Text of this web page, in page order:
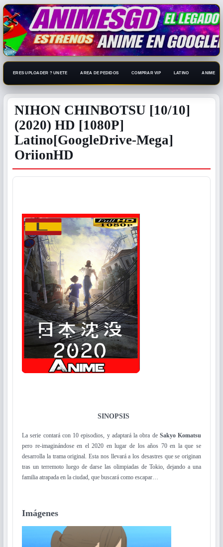
ERES UPLOADER ? UNETE AREA DE PEDIDOS COMPRAR VIP LATINO ANIME
NIHON CHINBOTSU [10/10]
(2020) HD [1080P]
Latino[GoogleDrive-Mega]
OriionHD
SINOPSIS
La serie contará con 10 episodios, y adaptará la obra de Sakyo Komatsu
pero re-imaginándose en el 2020 en lugar de los años 70 en la que se
desarrolla la trama original. Esta nos llevará a los desastres que se originan
tras un terremoto luego de darse las olimpiadas de Tokio, dejando a una
familia atrapada en la ciudad, que buscará como escapar…
Imágenes